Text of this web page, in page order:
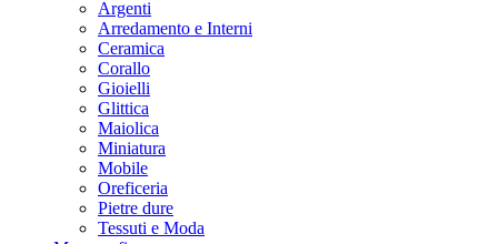
Argenti
Arredamento e Interni
Ceramica
Corallo
Gioielli
Glittica
Maiolica
Miniatura
Mobile
Oreficeria
Pietre dure
Tessuti e Moda